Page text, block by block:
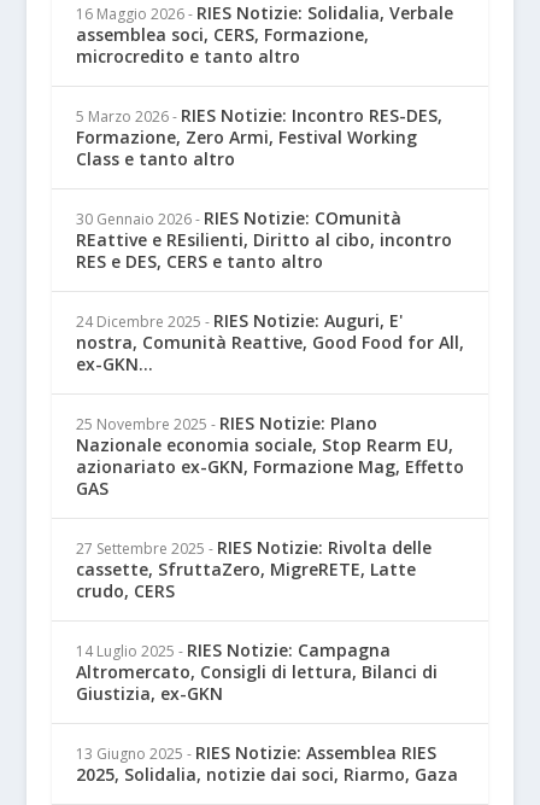
16 Maggio 2026 - RIES Notizie: Solidalia, Verbale
assemblea soci, CERS, Formazione,
microcredito e tanto altro
5 Marzo 2026 - RIES Notizie: Incontro RES-DES,
Formazione, Zero Armi, Festival Working
Class e tanto altro
30 Gennaio 2026 - RIES Notizie: COmunità
REattive e REsilienti, Diritto al cibo, incontro
RES e DES, CERS e tanto altro
24 Dicembre 2025 - RIES Notizie: Auguri, E'
nostra, Comunità Reattive, Good Food for All,
ex-GKN...
25 Novembre 2025 - RIES Notizie: PIano
Nazionale economia sociale, Stop Rearm EU,
azionariato ex-GKN, Formazione Mag, Effetto
GAS
27 Settembre 2025 - RIES Notizie: Rivolta delle
cassette, SfruttaZero, MigreRETE, Latte
crudo, CERS
14 Luglio 2025 - RIES Notizie: Campagna
Altromercato, Consigli di lettura, Bilanci di
Giustizia, ex-GKN
13 Giugno 2025 - RIES Notizie: Assemblea RIES
2025, Solidalia, notizie dai soci, Riarmo, Gaza